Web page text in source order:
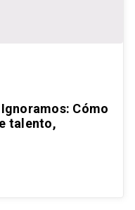
Cómo
talento,